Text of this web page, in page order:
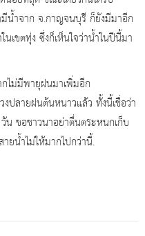
น้ำจาก จ.กาญจนบุรี ก็ยังมีมาอีก
เขตทุ่ง ซึ่งก็เห็นใจว่าน้ำในปีนี้มา
ไม่มีพายุฝนมาเพิ่มอีก
ปลายฝนต้นหนาวแล้ว ทั้งนี้เชื่อว่า
ขอชาวนาอย่าตื่นตระหนกเก็บ
ยน้ำไม่ให้มากไปกว่านี้.